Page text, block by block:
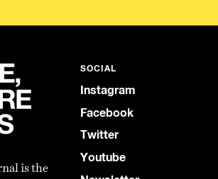
is the
SOCIAL
Instagram
Facebook
Twitter
Youtube